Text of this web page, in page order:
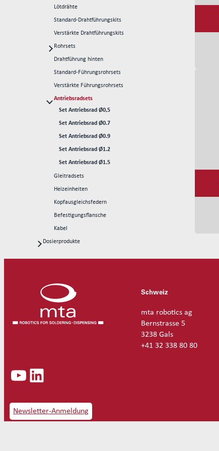
Lötdrähte
Standard-Drahtführungskits
Verstärkte Drahtführungskits
Rohrsets
Standard-Rohrsets 50mm
Standard-Rohrsets 60mm
Standard-Rohrsets 70mm
Verstärkte Rohrsets 80mm
Verstärkte Rohrsets 105mm
Drahtführung hinten
Standard-Führungsrohrsets
Verstärkte Führungsrohrsets
Antriebsradsets
Set Antriebsrad Ø0,5
Set Antriebsrad Ø0.7
Set Antriebsrad Ø0.9
Set Antriebsrad Ø1.2
Set Antriebsrad Ø1.5
Gleitradsets
Heizeinheiten
Kopfausgleichsfedern
Befestigungsflansche
Kabel
Dosierprodukte
Rotoren
Statoren
Reinigung Dosieren
YouTube LinkedIn
Newsletter-Anmeldung
Schweiz
mta robotics ag
Bernstrasse 5
3238 Gals
+41 32 338 80 80